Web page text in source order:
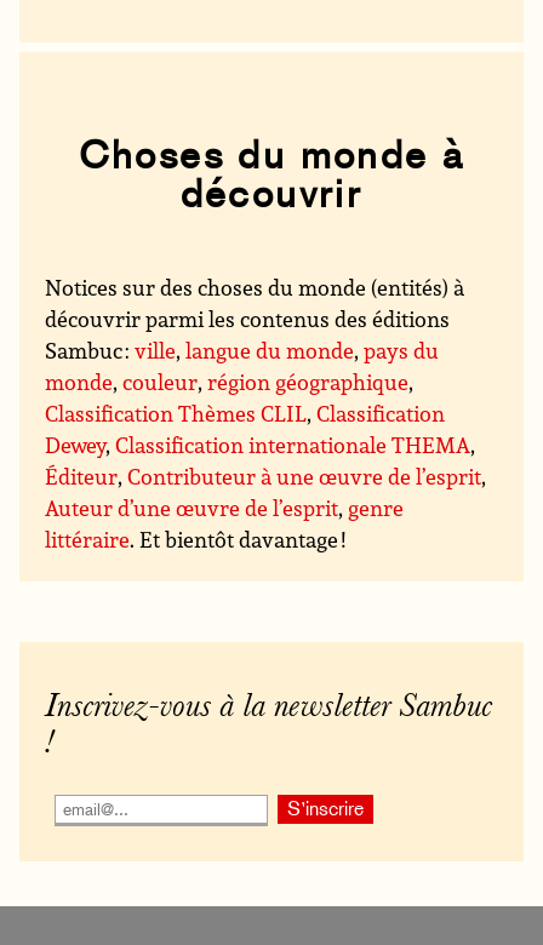
Choses du monde à
découvrir
Notices sur des choses du monde (entités) à
découvrir parmi les contenus des éditions
Sambuc :ville,langue du monde,pays du
monde,couleur,région géographique,
Classification Thèmes CLIL,Classification
Dewey,Classification internationale THEMA,
Éditeur,Contributeur à une œuvre de l’esprit,
Auteur d’une œuvre de l’esprit, genre
littéraire. Et bientôt davantage !
Inscrivez-vous à la newsletter Sambuc
!